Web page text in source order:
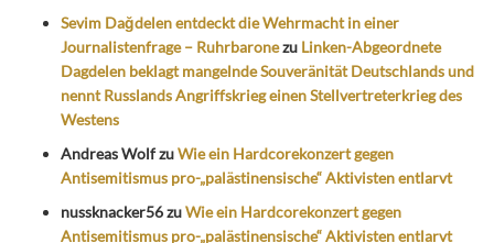
Sevim Dağdelen entdeckt die Wehrmacht in einer
Journalistenfrage – Ruhrbaronezu Linken-Abgeordnete
Dagdelen beklagt mangelnde Souveränität Deutschlands und
nennt Russlands Angriffskrieg einen Stellvertreterkrieg des
Westens
Andreas WolfzuWie ein Hardcorekonzert gegen
Antisemitismus pro-„palästinensische“ Aktivisten entlarvt
nussknacker56zuWie ein Hardcorekonzert gegen
Antisemitismus pro-„palästinensische“ Aktivisten entlarvt